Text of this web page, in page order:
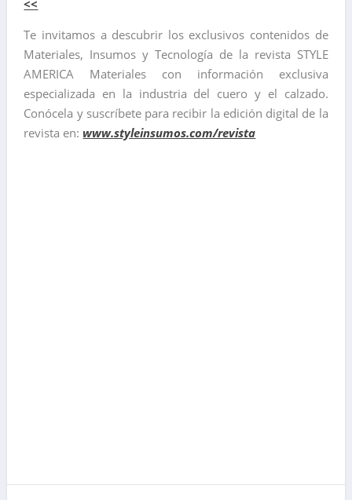
<<
Te invitamos a descubrir los exclusivos contenidos de
Materiales, Insumos y Tecnología de la revista STYLE
AMERICA Materiales con información exclusiva
especializada en la industria del cuero y el calzado.
Conócela y suscríbete para recibir la edición digital de la
revista en: www.styleinsumos.com/revista